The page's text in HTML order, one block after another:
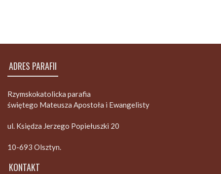
ADRES PARAFII
Rzymskokatolicka parafia
świętego Mateusza Apostoła i Ewangelisty
ul. Księdza Jerzego Popiełuszki 20
10-693 Olsztyn.
KONTAKT